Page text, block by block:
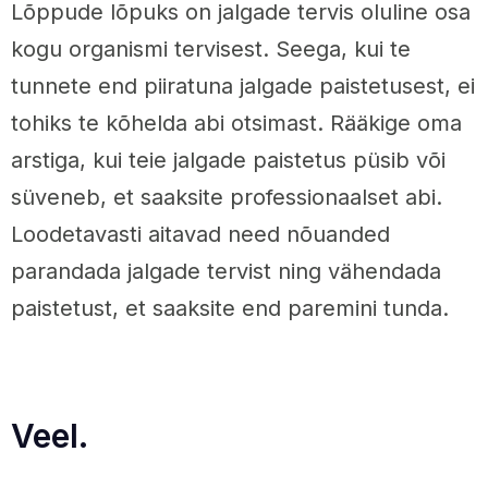
Lõppude lõpuks on jalgade tervis oluline osa
kogu organismi tervisest. Seega, kui te
tunnete end piiratuna jalgade paistetusest, ei
tohiks te kõhelda abi otsimast. Rääkige oma
arstiga, kui teie jalgade paistetus püsib või
süveneb, et saaksite professionaalset abi.
Loodetavasti aitavad need nõuanded
parandada jalgade tervist ning vähendada
paistetust, et saaksite end paremini tunda.
Veel.